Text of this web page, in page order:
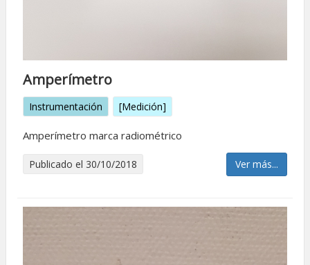
Amperí­metro
Instrumentación [Medición]
Amperí­metro marca radiométrico
Publicado el 30/10/2018 Ver más...